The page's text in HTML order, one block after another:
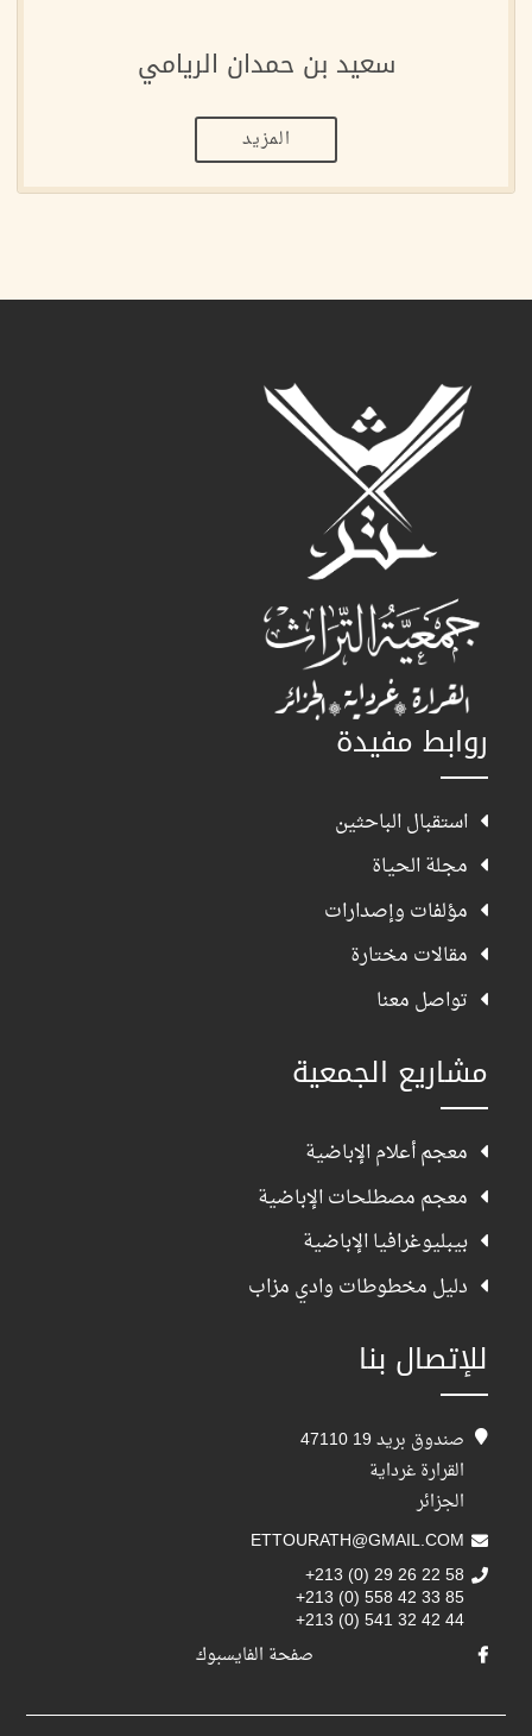
سعيد بن حمدان الريامي
المزيد
روابط مفيدة
استقبال الباحثين
مجلة الحياة
مؤلفات وإصدارات
مقالات مختارة
تواصل معنا
مشاريع الجمعية
معجم أعلام الإباضية
معجم مصطلحات الإباضية
بيبليوغرافيا الإباضية
دليل مخطوطات وادي مزاب
للإتصال بنا
صندوق بريد 19 47110
القرارة غرداية
الجزائر
ETTOURATH@GMAIL.COM
+213 (0) 29 26 22 58
+213 (0) 558 42 33 85
+213 (0) 541 32 42 44
صفحة الفايسبوك